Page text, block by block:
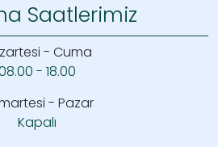
Saatlerimiz
- Cuma
- 18.00
- Pazar
Kapalı